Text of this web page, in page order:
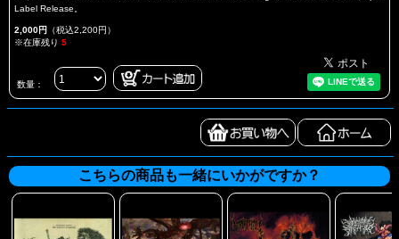
Label Release。
2,000円 （税込2,200円）
※在庫残り 5
数量：
こちらの商品も一緒にいかがですか？